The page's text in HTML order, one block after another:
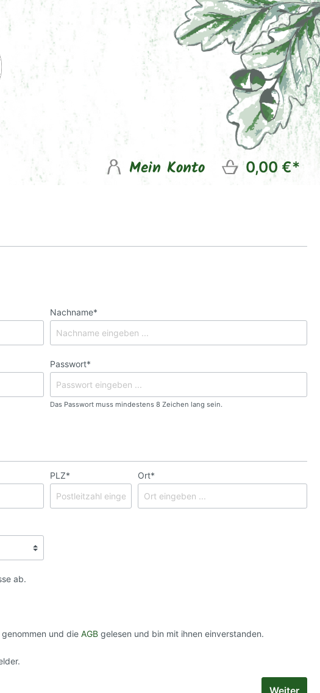
Mein Konto 0,00 €*
Nachname*
Passwort*
Das Passwort muss mindestens 8 Zeichen lang sein.
PLZ* Ort*
ab.
genommen und die AGB gelesen und bin mit ihnen einverstanden.
Weiter